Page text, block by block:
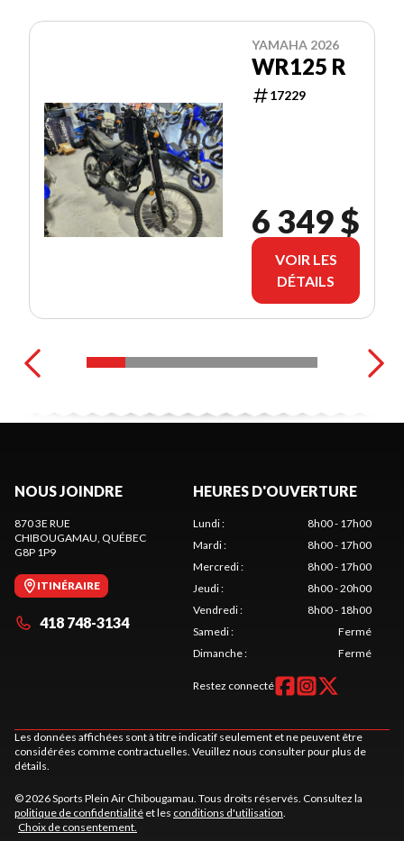
YAMAHA 2026
WR125 R
17229
6 349 $
VOIR LES
DÉTAILS
NOUS JOINDRE
870 3E RUE
CHIBOUGAMAU, QUÉBEC
G8P 1P9
ITINÉRAIRE
418 748-3134
HEURES D'OUVERTURE
Lundi:
8h00 - 17h00
Mardi:
8h00 - 17h00
Mercredi:
8h00 - 17h00
Jeudi:
8h00 - 20h00
Vendredi:
8h00 - 18h00
Samedi:
Fermé
Dimanche: Fermé
Restez connecté
Les données affichées sont à titre indicatif seulement et ne peuvent être
considérées comme contractuelles. Veuillez nous consulter pour plus de
détails.
© 2026 Sports Plein Air Chibougamau. Tous droits réservés. Consultez la
politique de confidentialité et les conditions d'utilisation.
Choix de consentement.